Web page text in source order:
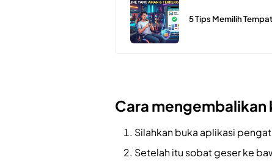
5 Tips Memilih
Cara
Silahkan buka aplikasi
Setelah itu sobat geser ke